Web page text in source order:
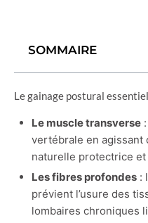
SOMMAIRE
Le gainage postural essentiel
Le muscle transverse
vertébrale en agissant
naturelle protectrice
Les fibres profondes :
prévient l’usure des
lombaires chroniques